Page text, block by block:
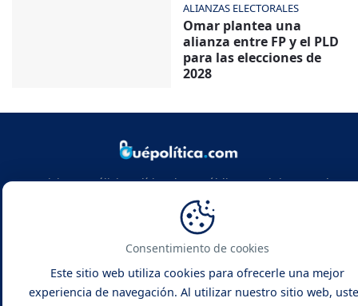
ALIANZAS ELECTORALES
Omar plantea una
alianza entre FP y el PLD
para las elecciones de
2028
Noticias y análisis político de República Dominicana y el
mundo. Infórmate con rigor, actualidad y las claves de la
política global.
Consentimiento de cookies
Este sitio web utiliza cookies para ofrecerle una mejor
experiencia de navegación. Al utilizar nuestro sitio web,